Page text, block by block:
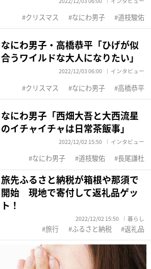
クリスマス なにわ男子 道枝駿佑
なにわ男子・高橋恭平「ひげが似
合うワイルドな大人になりたい」
2022/12/03 06:00 インタビュー
クリスマス なにわ男子 高橋恭平
なにわ男子「西畑大吾と大西流星
のイチャイチャは日常茶飯事」
2022/12/02 15:50 インタビュー
なにわ男子 道枝駿佑 長尾謙杜
旅先ふるさと納税が箱根や那須で
開始 現地で寄付して返礼品ゲッ
ト！
2022/12/02 15:50 暮らし
旅行 ふるさと納税 返礼品